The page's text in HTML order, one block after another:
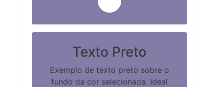
Texto Preto
Exemplo de texto preto sobre o
fundo da cor selecionada. Ideal